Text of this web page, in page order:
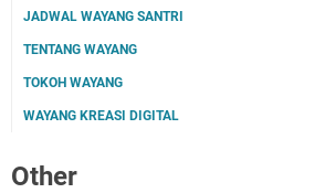
JADWAL WAYANG SANTRI
TENTANG WAYANG
TOKOH WAYANG
WAYANG KREASI DIGITAL
Other